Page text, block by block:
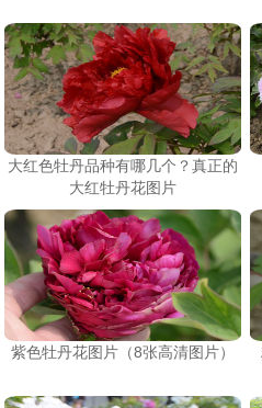
大红色牡丹品种有哪几个？真正的
大红牡丹花图片
紫色牡丹花图片（8张高清图片）